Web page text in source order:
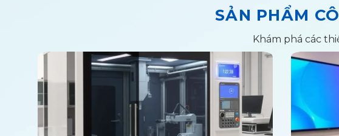
SẢN PHẨM
Khám phá các